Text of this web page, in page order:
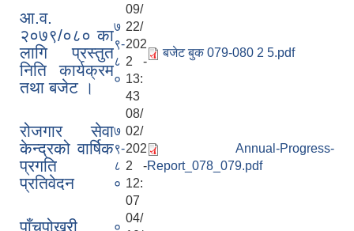
आ.व.
२०७९/०८० का
लागि प्रस्तुत
निति कार्यक्रम
तथा बजेट ।
७
९-
८
०
09/
22/
202
2 -
13:
43
बजेट बुक 079-080 2 5.pdf
रोजगार सेवा
केन्द्रको वार्षिक
प्रगति
प्रतिवेदन
७
९-
८
०
08/
02/
202
2 -
12:
07
Annual-Progress-
Report_078_079.pdf
पाँचपोखरी
०
04/